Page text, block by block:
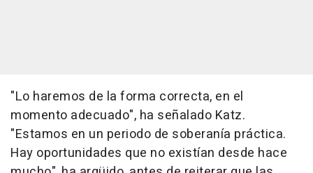
"Lo haremos de la forma correcta, en el
momento adecuado", ha señalado Katz.
"Estamos en un periodo de soberanía práctica.
Hay oportunidades que no existían desde hace